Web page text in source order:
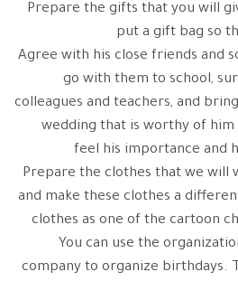
** Prepare the gifts that you will
put a gift bag so
** Agree with his close friends and
go with them to school,
colleagues and teachers, and
wedding that is worthy of him
feel his importance and
** Prepare the clothes that we
and make these clothes a
clothes as one of the cartoon
** You can use the
company to organize birthdays.